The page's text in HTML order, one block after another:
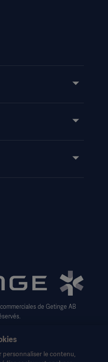
personnes
de Getinge AB
personnaliser le contenu,